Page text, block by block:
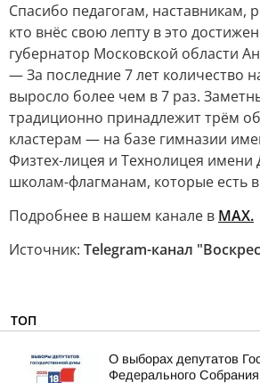
Спасибо педагогам, наставникам,
кто внёс свою лепту в это
губернатор Московской области
— За последние 7 лет количество
выросло более чем в 7 раз.
традиционно принадлежит трём
кластерам — на базе гимназии
Физтех-лицея и Технолицея имени
школам-флагманам, которые есть
Подробнее в нашем канале в МАХ.
Источник: Telegram-канал
ТОП
О выборах депутатов
Федерального Собрания